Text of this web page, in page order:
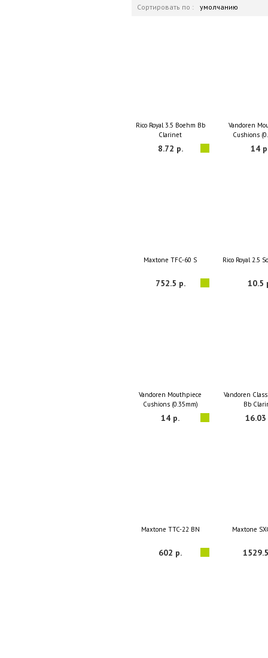
Сортировать по : умолчанию
Rico Royal 3.5 Boehm Bb
Clarinet
8.72 р.
Vandoren
Cushions
14
Maxtone TFC-60 S
752.5 р.
Rico Royal 2.5
10.5
Vandoren Mouthpiece
Cushions (0.35mm)
14 р.
Vandoren
Bb
16.03
Maxtone TTC-22 BN
602 р.
Maxtone